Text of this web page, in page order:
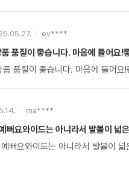
ev****
품질이 좋습니다. 마음에 들어요!
품질이 좋습니다. 마음에 들어요
ma****
뻐요와이드는 아니라서 발볼이 넓
뻐요와이드는 아니라서 발볼이